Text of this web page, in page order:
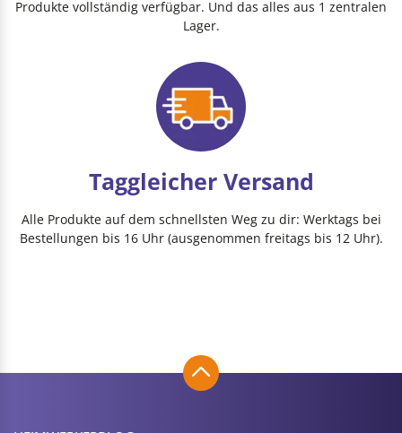
Produkte vollständig verfügbar. Und das alles aus 1 zentralen
Lager.
Taggleicher Versand
Alle Produkte auf dem schnellsten Weg zu dir: Werktags bei
Bestellungen bis 16 Uhr (ausgenommen freitags bis 12 Uhr).